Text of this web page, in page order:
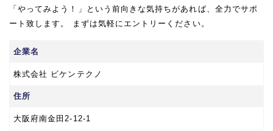
「やってみよう！」という前向きな気持ちがあれば、全力でサポ
ート致します。 まずは気軽にエントリーください。
企業名
株式会社 ビケンテクノ
住所
大阪府南金田2-12-1